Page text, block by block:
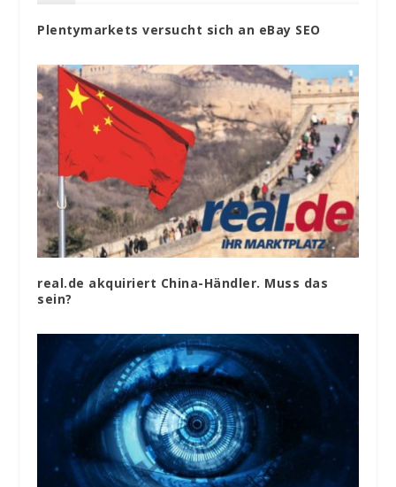
Plentymarkets versucht sich an eBay SEO
real.de akquiriert China-Händler. Muss das
sein?